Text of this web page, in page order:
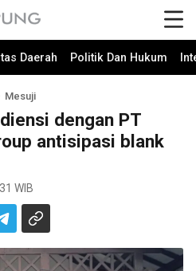
Daerah Politik Dan Hukum
Mesuji
dengan PT
antisipasi blank
WIB